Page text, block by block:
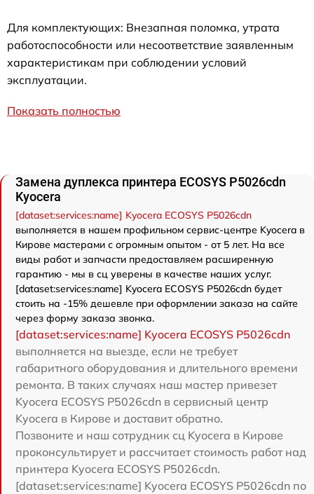
Для комплектующих: Внезапная поломка, утрата
работоспособности или несоответствие заявленным
характеристикам при соблюдении условий
эксплуатации.
Показать полностью
Замена дуплекса принтера ECOSYS P5026cdn
Kyocera
[dataset:services:name] Kyocera ECOSYS P5026cdn
выполняется в нашем профильном сервис-центре Kyocera в
Кирове мастерами с огромным опытом - от 5 лет. На все
виды работ и запчасти предоставляем расширенную
гарантию - мы в сц уверены в качестве наших услуг.
[dataset:services:name] Kyocera ECOSYS P5026cdn будет
стоить на -15% дешевле при оформлении заказа на сайте
через форму заказа звонка.
[dataset:services:name] Kyocera ECOSYS P5026cdn
выполняется на выезде, если не требует
габаритного оборудования и длительного времени
ремонта. В таких случаях наш мастер привезет
Kyocera ECOSYS P5026cdn в сервисный центр
Kyocera в Кирове и доставит обратно.
Позвоните и наш сотрудник сц Kyocera в Кирове
проконсультирует и рассчитает стоимость работ над
принтера Kyocera ECOSYS P5026cdn.
[dataset:services:name] Kyocera ECOSYS P5026cdn по